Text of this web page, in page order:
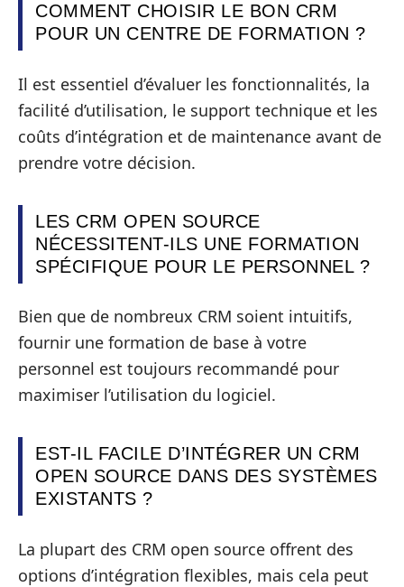
COMMENT CHOISIR LE BON CRM
POUR UN CENTRE DE FORMATION ?
Il est essentiel d’évaluer les fonctionnalités, la
facilité d’utilisation, le support technique et les
coûts d’intégration et de maintenance avant de
prendre votre décision.
LES CRM OPEN SOURCE
NÉCESSITENT-ILS UNE FORMATION
SPÉCIFIQUE POUR LE PERSONNEL ?
Bien que de nombreux CRM soient intuitifs,
fournir une formation de base à votre
personnel est toujours recommandé pour
maximiser l’utilisation du logiciel.
EST-IL FACILE D’INTÉGRER UN CRM
OPEN SOURCE DANS DES SYSTÈMES
EXISTANTS ?
La plupart des CRM open source offrent des
options d’intégration flexibles, mais cela peut